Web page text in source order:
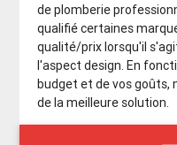
de plomberie
qualifié certaines
qualité/prix lorsqu'il
l'aspect design. En
budget et de vos goûts,
de la meilleure solution.